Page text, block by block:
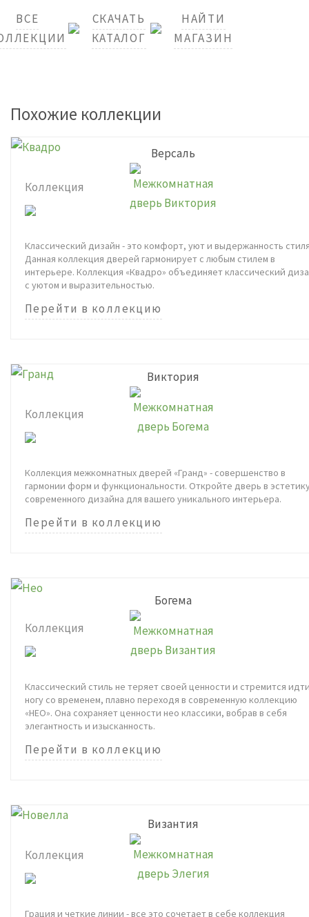
Версаль
Виктория
Богема
Византия
ВСЕ
СКАЧАТЬ
КАТАЛОГ
НАЙТИ
МАГАЗИН
Похожие коллекции
Коллекция
Классический дизайн - это комфорт, уют и выдержанность
Данная коллекция дверей гармонирует с любым стилем в
интерьере. Коллекция «Квадро» объединяет классический
с уютом и выразительностью.
Перейти в коллекцию
Коллекция
Коллекция межкомнатных дверей «Гранд» - совершенство в
гармонии форм и функциональности. Откройте дверь в
современного дизайна для вашего уникального интерьера.
Перейти в коллекцию
Коллекция
Классический стиль не теряет своей ценности и стремится
ногу со временем, плавно переходя в современную коллекцию
«НЕО». Она сохраняет ценности нео классики, вобрав в себя
элегантность и изысканность.
Перейти в коллекцию
Коллекция
Грация и четкие линии - все это сочетает в себе коллекция